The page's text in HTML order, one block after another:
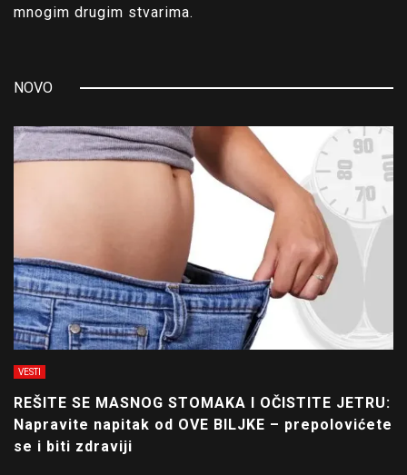
mnogim drugim stvarima.
NOVO
VESTI
REŠITE SE MASNOG STOMAKA I OČISTITE JETRU:
Napravite napitak od OVE BILJKE – prepolovićete
se i biti zdraviji